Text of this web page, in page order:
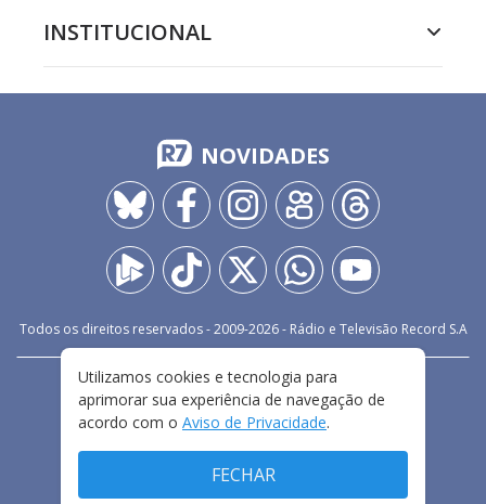
INSTITUCIONAL
NOVIDADES
Todos os direitos reservados - 2009-2026- Rádio e Televisão Record S.A
FALE CONOSCO
PRIVACIDADE
TERMOS E CONDIÇÕES DE USO
Utilizamos cookies e tecnologia para
aprimorar sua experiência de navegação de
acordo com o Aviso de Privacidade.
FECHAR